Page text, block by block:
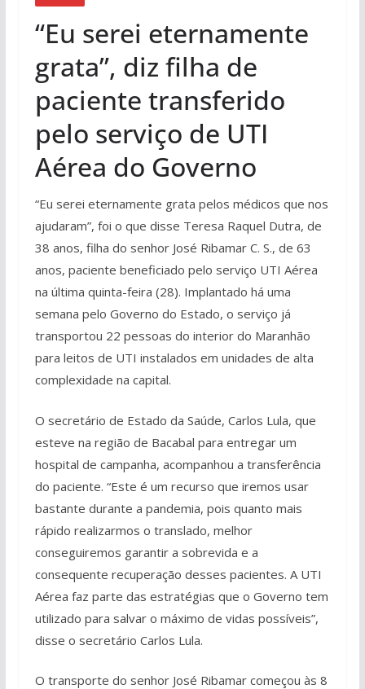
“Eu serei eternamente
grata”, diz filha de
paciente transferido
pelo serviço de UTI
Aérea do Governo
“Eu serei eternamente grata pelos médicos que nos
ajudaram”, foi o que disse Teresa Raquel Dutra, de
38 anos, filha do senhor José Ribamar C. S., de 63
anos, paciente beneficiado pelo serviço UTI Aérea
na última quinta-feira (28). Implantado há uma
semana pelo Governo do Estado, o serviço já
transportou 22 pessoas do interior do Maranhão
para leitos de UTI instalados em unidades de alta
complexidade na capital.
O secretário de Estado da Saúde, Carlos Lula, que
esteve na região de Bacabal para entregar um
hospital de campanha, acompanhou a transferência
do paciente. “Este é um recurso que iremos usar
bastante durante a pandemia, pois quanto mais
rápido realizarmos o translado, melhor
conseguiremos garantir a sobrevida e a
consequente recuperação desses pacientes. A UTI
Aérea faz parte das estratégias que o Governo tem
utilizado para salvar o máximo de vidas possíveis”,
disse o secretário Carlos Lula.
O transporte do senhor José Ribamar começou às 8